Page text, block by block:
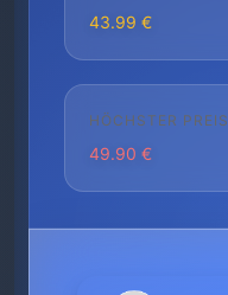
43.99 €
HÖCHSTER PREIS
49.90 €